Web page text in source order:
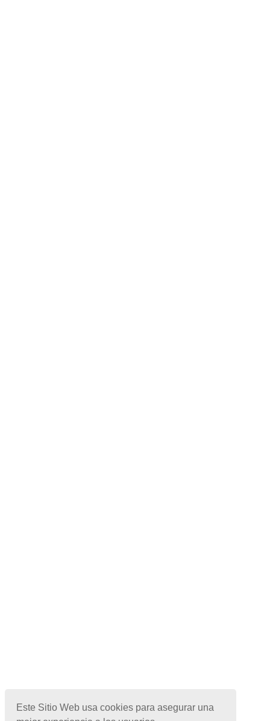
Este Sitio Web usa cookies para asegurar una